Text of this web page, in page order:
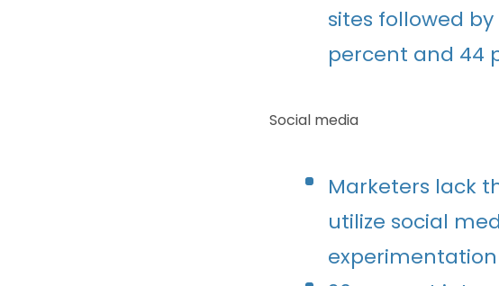
sites followed
percent and 44
Social media
Marketers lack
utilize social